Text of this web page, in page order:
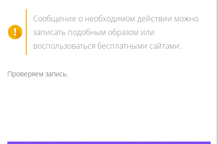
Сообщение о необходимом действии можно
записать подобным образом или
воспользоваться бесплатными сайтами.
Проверяем запись.